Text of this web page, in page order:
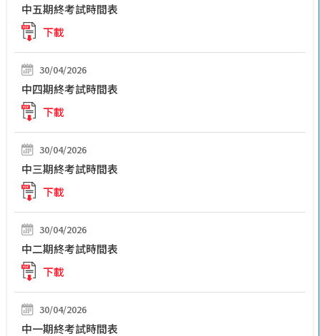
中五期終考試時間表
下載
30/04/2026
中四期終考試時間表
下載
30/04/2026
中三期終考試時間表
下載
30/04/2026
中二期終考試時間表
下載
30/04/2026
中一期終考試時間表